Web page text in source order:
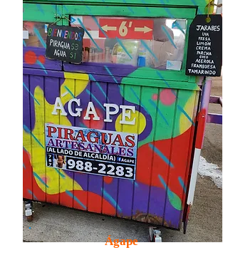
Ágape